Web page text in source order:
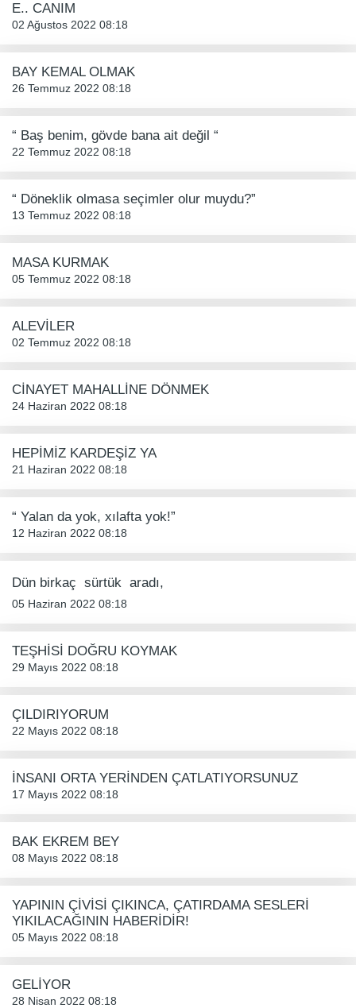
E.. CANIM
02 Ağustos 2022 08:18
BAY KEMAL OLMAK
26 Temmuz 2022 08:18
“ Baş benim, gövde bana ait değil “
22 Temmuz 2022 08:18
“ Döneklik olmasa seçimler olur muydu?”
13 Temmuz 2022 08:18
MASA KURMAK
05 Temmuz 2022 08:18
ALEVİLER
02 Temmuz 2022 08:18
CİNAYET MAHALLİNE DÖNMEK
24 Haziran 2022 08:18
HEPİMİZ KARDEŞİZ YA
21 Haziran 2022 08:18
“ Yalan da yok, xılafta yok!”
12 Haziran 2022 08:18
Dün birkaç  sürtük  aradı, 
05 Haziran 2022 08:18
TEŞHİSİ DOĞRU KOYMAK
29 Mayıs 2022 08:18
ÇILDIRIYORUM
22 Mayıs 2022 08:18
İNSANI ORTA YERİNDEN ÇATLATIYORSUNUZ
17 Mayıs 2022 08:18
BAK EKREM BEY
08 Mayıs 2022 08:18
YAPININ ÇİVİSİ ÇIKINCA, ÇATIRDAMA SESLERİ
YIKILACAĞININ HABERİDİR!
05 Mayıs 2022 08:18
GELİYOR
28 Nisan 2022 08:18